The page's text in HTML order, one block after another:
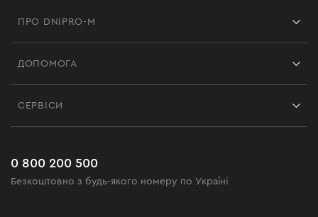
ПРО DNIPRO-M
Чорна п'ятниця
ДОПОМОГА
Поширені запитання
СЕРВІСИ
0 800 200 500
Безкоштовно з будь-якого номеру по Україні